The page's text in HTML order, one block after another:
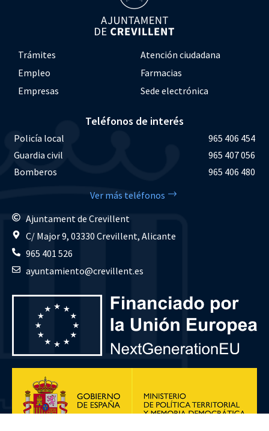
Trámites
Atención ciudadana
Empleo
Farmacias
Empresas
Sede electrónica
Teléfonos de interés
Policía local
965 406 454
Guardia civil
965 407 056
Bomberos
965 406 480
Ver más teléfonos
Ajuntament de Crevillent
C/ Major 9, 03330 Crevillent, Alicante
965 401 526
ayuntamiento@crevillent.es